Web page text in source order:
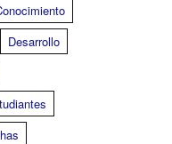
Desarrollo